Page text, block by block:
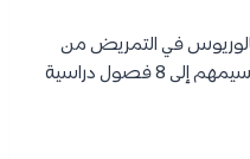
في التمريض من
جامعة جازان 4 سنوات دراسية يتم تقسيمهم إلى 8 فصول دراسية